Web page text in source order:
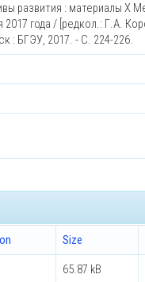
развития : материалы X
года / [редкол.: Г.А.
: БГЭУ, 2017. - С. 224-226.
Size
65.87 kB